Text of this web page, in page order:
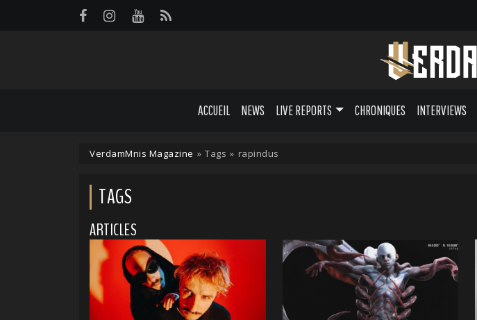
ACCUEIL NEWS LIVE REPORTS CHRONIQUES INTERVIEWS
VerdamMnis Magazine » Tags » rapindus
TAGS
ARTICLES
Panneau de gestion des cookies